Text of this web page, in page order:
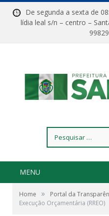
De segunda a sexta
lídia leal s/n – centro –
por:
MENU
Home » Portal da
Execução Orçamentária (RREO)